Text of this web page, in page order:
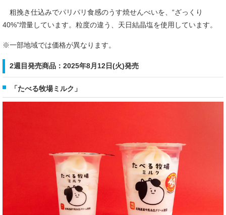
粗挽き仕込みでパリパリ食感のうす焼せんべいを、“ざっくり
40%”増量しています。粒度の違う、天日結晶塩を使用しています。
※一部地域では価格が異なります。
2週目発売商品：2025年8月12日(火)発売
「たべる牧場ミルク」